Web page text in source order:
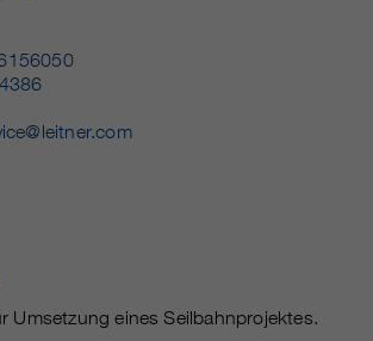
Umsetzung eines Seilbahnprojektes.